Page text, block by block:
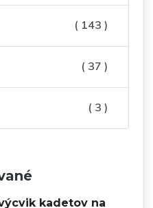
( 143 )
( 37 )
( 3 )
kadetov na